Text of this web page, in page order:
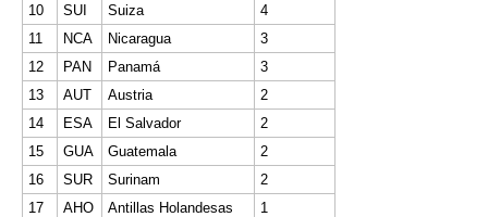
10
SUI Suiza
4
11
NCA Nicaragua
3
12
PAN Panamá
3
13
AUT Austria
2
14
ESA El Salvador
2
15
GUA Guatemala
2
16
SUR Surinam
2
17
AHO Antillas Holandesas
1